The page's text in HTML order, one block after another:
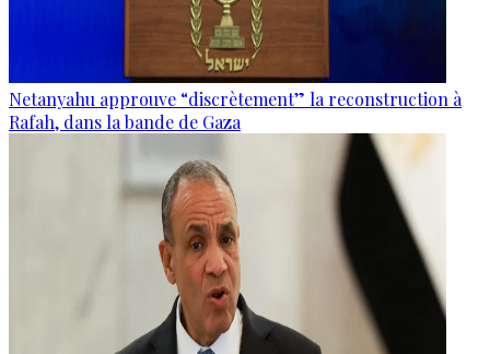
Netanyahu approuve “discrètement” la reconstruction à
Rafah, dans la bande de Gaza